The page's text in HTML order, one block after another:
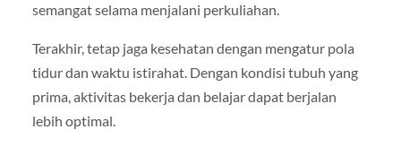
semangat selama menjalani perkuliahan.
Terakhir, tetap jaga kesehatan dengan mengatur pola
tidur dan waktu istirahat. Dengan kondisi tubuh yang
prima, aktivitas bekerja dan belajar dapat berjalan
lebih optimal.